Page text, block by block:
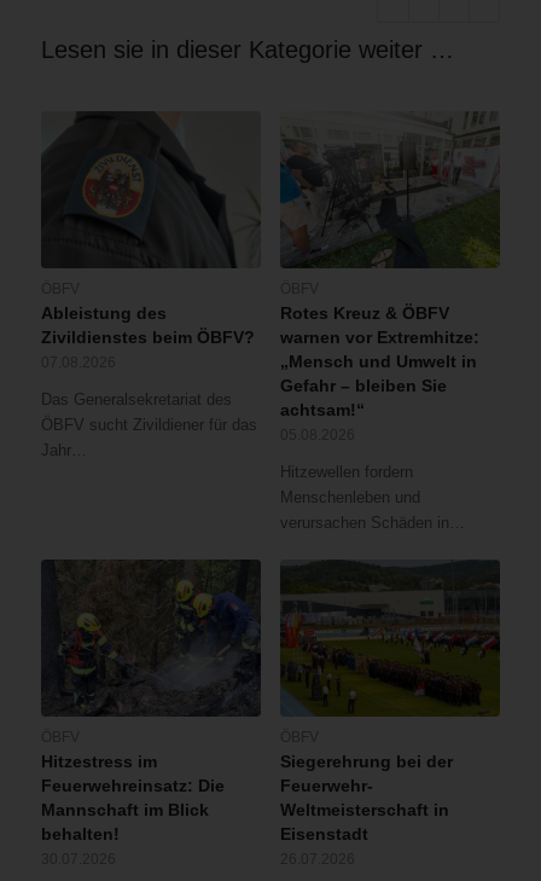
Lesen sie in dieser Kategorie weiter …
Ableistung des
Zivildienstes beim ÖBFV?
Das Generalsekretariat des
ÖBFV sucht Zivildiener für das
Jahr…
Rotes Kreuz & ÖBFV
warnen vor Extremhitze:
„Mensch und Umwelt in
Gefahr – bleiben Sie
achtsam!“
Hitzewellen fordern
Menschenleben und
verursachen Schäden in…
Hitzestress im
Feuerwehreinsatz: Die
Mannschaft im Blick
behalten!
Siegerehrung bei der
Feuerwehr-
Weltmeisterschaft in
Eisenstadt